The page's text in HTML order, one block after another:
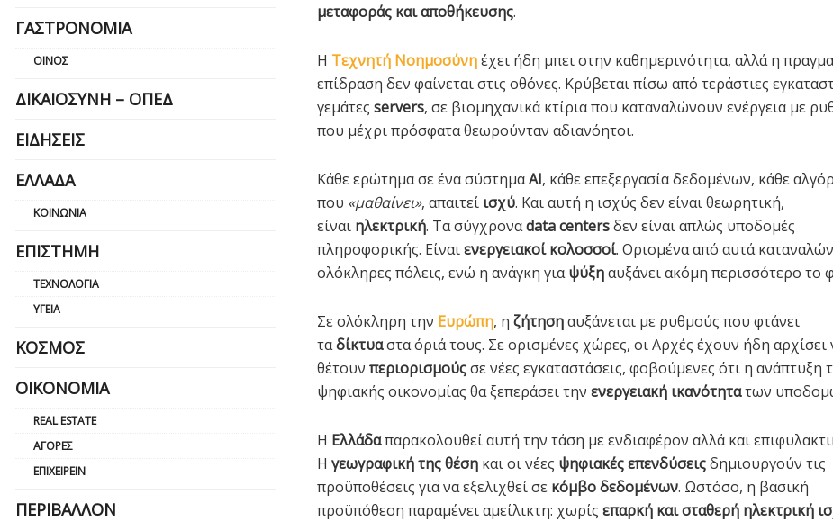
μεταφοράς και αποθήκευσης.
Η Τεχνητή Νοημοσύνηέχει ήδη μπει στην καθημερινότητα, αλλά η
επίδραση δεν φαίνεται στις οθόνες. Κρύβεται πίσω από τεράστιες
γεμάτες servers, σε βιομηχανικά κτίρια που καταναλώνουν ενέργεια με
που μέχρι πρόσφατα θεωρούνταν αδιανόητοι.
Κάθε ερώτημα σε ένα σύστημαAI, κάθε επεξεργασία δεδομένων, κάθε
που «μαθαίνει», απαιτεί ισχύ. Και αυτή η ισχύς δεν είναι θεωρητική,
είναι ηλεκτρική. Τα σύγχροναdata centersδεν είναι απλώς υποδομές
πληροφορικής. Είναιενεργειακοί κολοσσοί. Ορισμένα από αυτά
ολόκληρες πόλεις, ενώ η ανάγκη γιαψύξηαυξάνει ακόμη περισσότερο το
Σε ολόκληρη την Ευρώπη, η ζήτησηαυξάνεται με ρυθμούς που φτάνει
ταδίκτυαστα όριά τους. Σε ορισμένες χώρες, οι Αρχές έχουν ήδη αρχίσει
θέτουν περιορισμούςσε νέες εγκαταστάσεις, φοβούμενες ότι η ανάπτυξη
ψηφιακής οικονομίας θα ξεπεράσει την ενεργειακή ικανότητατων
Η Ελλάδαπαρακολουθεί αυτή την τάση με ενδιαφέρον αλλά και
Η γεωγραφική της θέση και οι νέες ψηφιακές επενδύσειςδημιουργούν τις
προϋποθέσεις για να εξελιχθεί σε κόμβο δεδομένων. Ωστόσο, η βασική
προϋπόθεση παραμένει αμείλικτη: χωρίς επαρκή και σταθερή ηλεκτρική
ΓΑΣΤΡΟΝΟΜΊΑ
ΟΊΝΟΣ
ΔΙΚΑΙΟΣΎΝΗ – ΟΠΕΔ
ΕΙΔΉΣΕΙΣ
ΕΛΛΆΔΑ
ΚΟΙΝΩΝΊΑ
ΕΠΙΣΤΉΜΗ
ΤΕΧΝΟΛΟΓΊΑ
ΥΓΕΊΑ
ΚΌΣΜΟΣ
ΟΙΚΟΝΟΜΊΑ
REAL ESTATE
ΑΓΟΡΈΣ
ΕΠΙΧΕΙΡΕΊΝ
ΠΕΡΙΒΆΛΛΟΝ